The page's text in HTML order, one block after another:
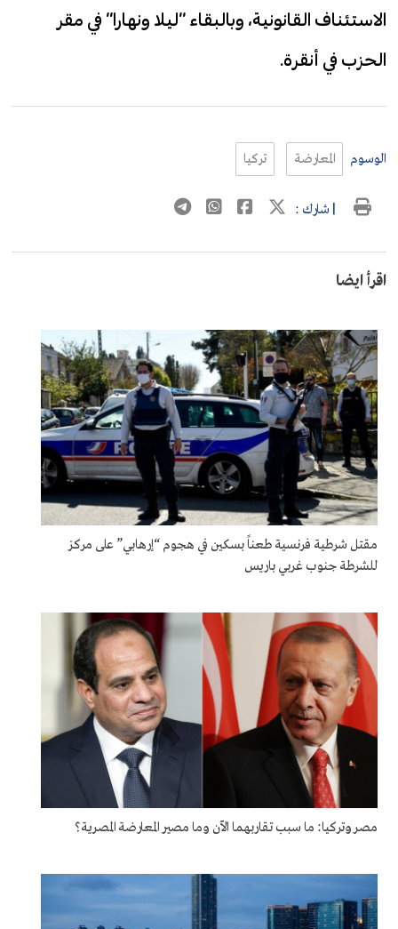
الاستئناف القانونية، وبالبقاء “ليلا ونهارا” في مقر
الحزب في أنقرة.
الوسوم المعارضة تركيا
| شارك :
اقرأ ايضا
مقتل شرطية فرنسية طعناً بسكين في هجوم “إرهابي” على مركز
للشرطة جنوب غربي باريس
مصر وتركيا: ما سبب تقاربهما الآن وما مصير المعارضة المصرية؟